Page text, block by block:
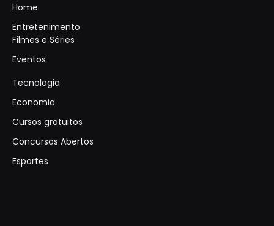
Home
Entretenimento
Filmes e Séries
Eventos
Tecnologia
Economia
Cursos gratuitos
Concursos Abertos
Esportes